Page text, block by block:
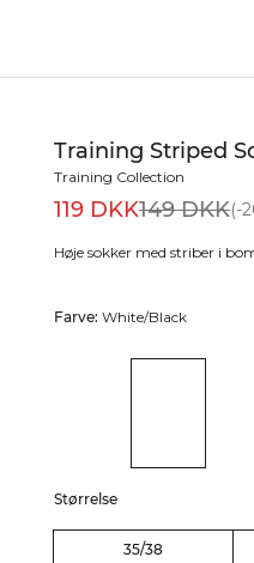
Training Striped
Training Collection
119 DKK149 DKK(-
Høje sokker med striber i
Farve: White/Black
Størrelse
35/38